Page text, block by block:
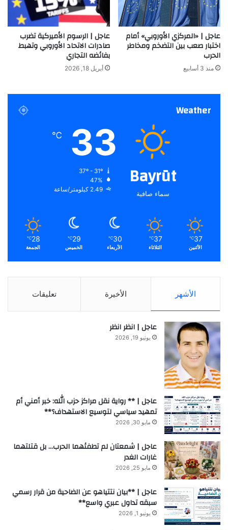
عاجل | «المركزي الأوروبي» أمام
اختبار صعب بين التضخم ومخاطر
الحرب
منذ 3 أسابيع
عاجل | الرسوم الأميركية تضرب
صادرات الاتحاد الأوروبي وتهبط
بفائضه التجاري
أبريل 18, 2026
Weather
Bayrūt
سماء صافية
33
℃
47%
2.49 كيلومتر/ساعة
37
℃
الأثنين
37
℃
الثلاثاء
30
℃
الأربعاء
29
℃
الخميس
28
℃
الجمعة
الأشهر الأخيرة تعليقات
عاجل | انظر انظر
يونيو 19, 2026
عاجل | ** رواية نقل مراكز حزب الله: خبر أمني أم
تمهيد سياسي لتوسيع الاستهداف؟**
مايو 30, 2026
عاجل | شمعتان لم تطفئهما الحرب… بل قتلتهما
غارات الغدر
مايو 25, 2026
عاجل | **بيان نتتياهو عن الضاحية من قرار رسمي
سبقه تداول عبري واسع**
يونيو 1, 2026